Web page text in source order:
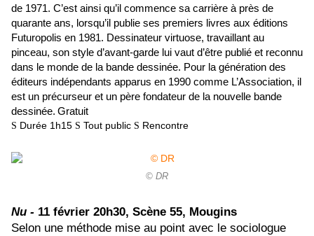
de 1971. C’est ainsi qu’il commence sa carrière à près de
quarante ans, lorsqu’il publie ses premiers livres aux éditions
Futuropolis en 1981. Dessinateur virtuose, travaillant au
pinceau, son style d’avant-garde lui vaut d’être publié et reconnu
dans le monde de la bande dessinée. Pour la génération des
éditeurs indépendants apparus en 1990 comme L’Association, il
est un précurseur et un père fondateur de la nouvelle bande
dessinée. Gratuit
S Durée 1h15 S Tout public S Rencontre
© DR
Nu - 11 février 20h30, Scène 55, Mougins
Selon une méthode mise au point avec le sociologue